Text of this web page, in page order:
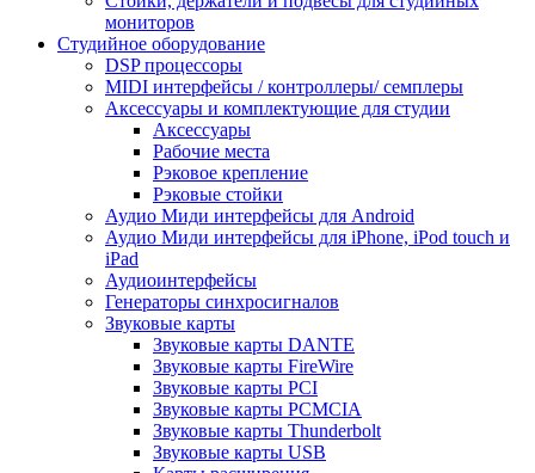
мониторов
Студийное оборудование
DSP процессоры
MIDI интерфейсы / контроллеры/ семплеры
Аксессуары и комплектующие для студии
Аксессуары
Рабочие места
Рэковое крепление
Рэковые стойки
Аудио Миди интерфейсы для Android
Аудио Миди интерфейсы для iPhone, iPod touch и
iPad
Аудиоинтерфейсы
Генераторы синхросигналов
Звуковые карты
Звуковые карты DANTE
Звуковые карты FireWire
Звуковые карты PCI
Звуковые карты PCMCIA
Звуковые карты Thunderbolt
Звуковые карты USB